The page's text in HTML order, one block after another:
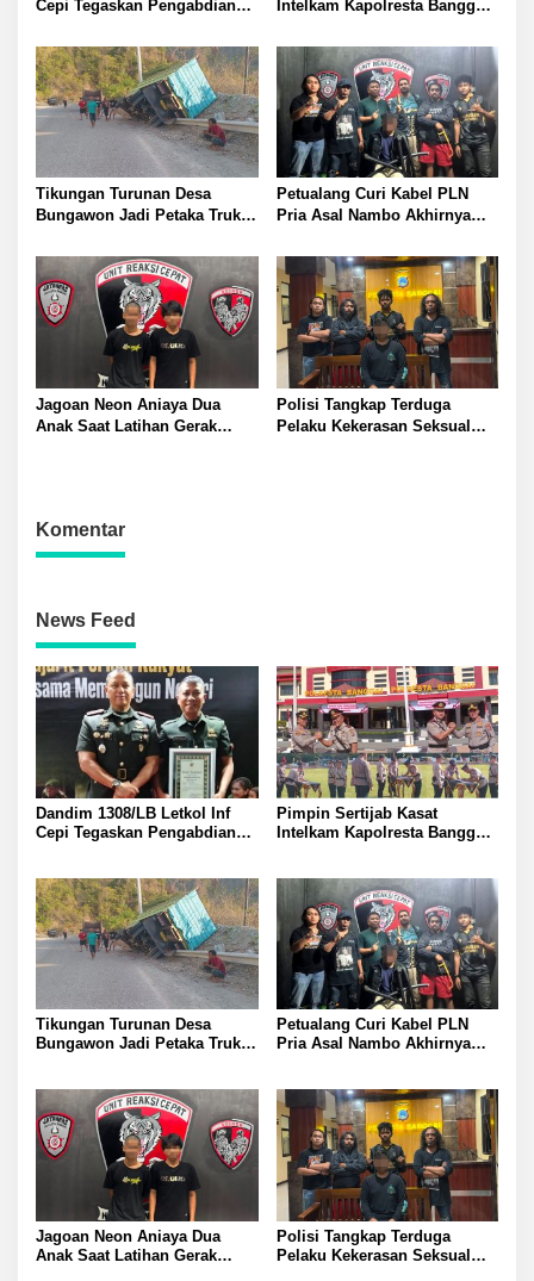
Cepi Tegaskan Pengabdian
Raih Babinsa Terbaik Kodam
XXIII/Palaka Wira
Intelkam Kapolresta Banggai
Pesan Kasat Baru Wajib Jaga
Profesional Responsif dalam
Perkuat Kamtibmas
Tikungan Turunan Desa
Bungawon Jadi Petaka Truk
Terperosok dan Rusak Berat
Petualang Curi Kabel PLN
Pria Asal Nambo Akhirnya
Jagoan Neon Aniaya Dua
Anak Saat Latihan Gerak
Polisi Tangkap Terduga
Pelaku Kekerasan Seksual
Komentar
News Feed
Dandim 1308/LB Letkol Inf
Cepi Tegaskan Pengabdian
XXIII/Palaka Wira
Pimpin Sertijab Kasat
Intelkam Kapolresta Banggai
Profesional Responsif dalam
Perkuat Kamtibmas
Tikungan Turunan Desa
Bungawon Jadi Petaka Truk
Petualang Curi Kabel PLN
Pria Asal Nambo Akhirnya
Jagoan Neon Aniaya Dua
Anak Saat Latihan Gerak
Polisi Tangkap Terduga
Pelaku Kekerasan Seksual